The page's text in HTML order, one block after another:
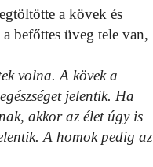
a kövek és
befőttes üveg tele van,
volna. A kövek a
jelentik. Ha
akkor az élet úgy is
A homok pedig az